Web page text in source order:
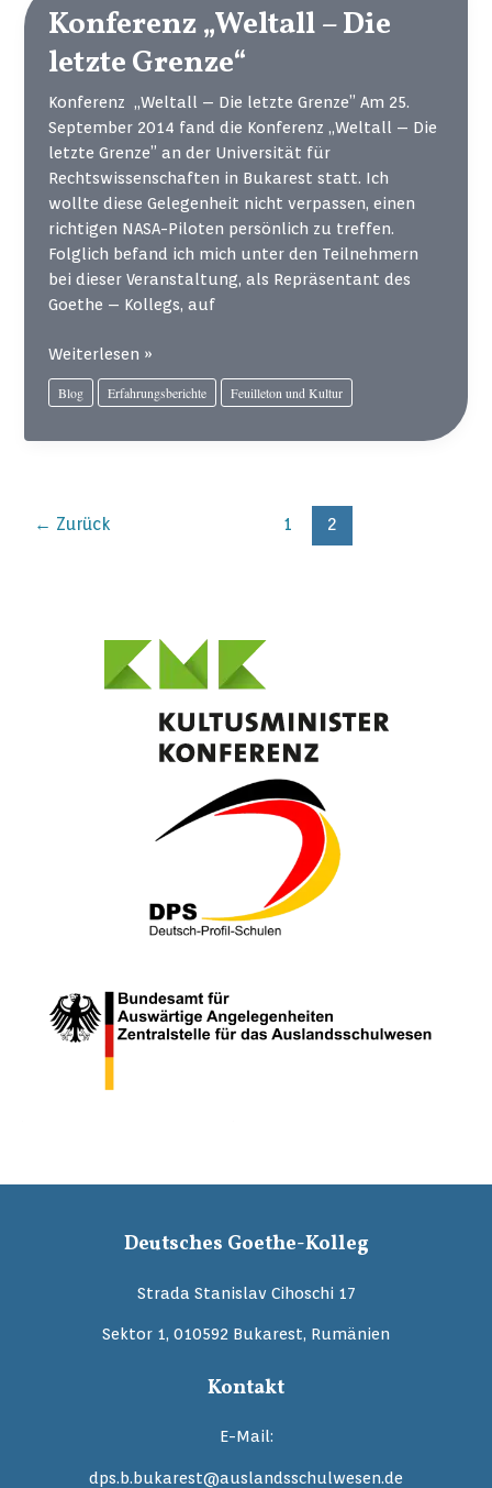
Bulgaren
an
den
Patria
Konferenz „Weltall – Die
letzte Grenze“
Konferenz „Weltall – Die letzte Grenze” Am 25.
September 2014 fand die Konferenz „Weltall – Die
letzte Grenze” an der Universität für
Rechtswissenschaften in Bukarest statt. Ich
wollte diese Gelegenheit nicht verpassen, einen
richtigen NASA-Piloten persönlich zu treffen.
Folglich befand ich mich unter den Teilnehmern
bei dieser Veranstaltung, als Repräsentant des
Goethe – Kollegs, auf
Konferenz
„Weltall
–
Weiterlesen »
Blog Erfahrungsberichte Feuilleton und Kultur
← Zurück 1 2
Deutsches Goethe-Kolleg
Strada Stanislav Cihoschi 17
Sektor 1, 010592 Bukarest, Rumänien
Kontakt
E-Mail:
dps.b.bukarest@auslandsschulwesen.de